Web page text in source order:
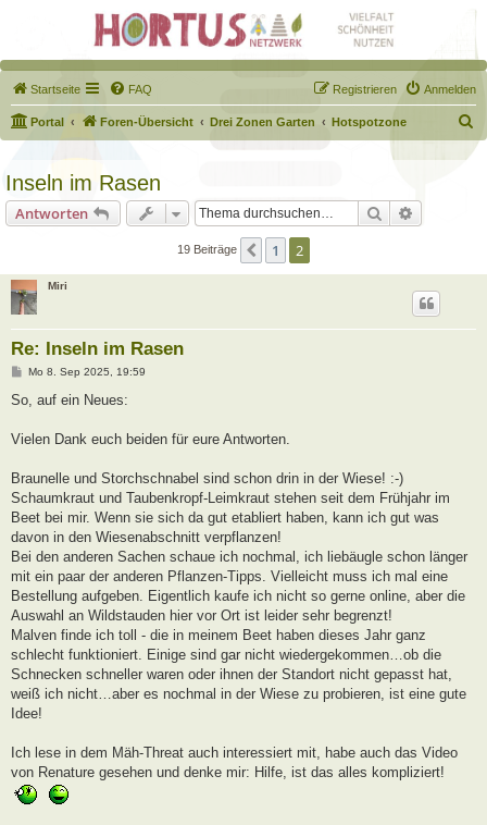
Startseite FAQ Anmelden
Registrieren
Portal Foren-Übersicht Drei Zonen Garten Hotspotzone
u
Inseln im Rasen
Antworten Suche
19 Beiträge Vorherige
1 2
Miri
Re: Inseln im Rasen
B
i
a
Mo 8. Sep 2025, 19:59
So, auf ein Neues:
Vielen Dank euch beiden für eure Antworten.
Braunelle und Storchschnabel sind schon drin in der Wiese! :-)
Schaumkraut und Taubenkropf-Leimkraut stehen seit dem Frühjahr im
Beet bei mir. Wenn sie sich da gut etabliert haben, kann ich gut was
davon in den Wiesenabschnitt verpflanzen!
Bei den anderen Sachen schaue ich nochmal, ich liebäugle schon länger
mit ein paar der anderen Pflanzen-Tipps. Vielleicht muss ich mal eine
Bestellung aufgeben. Eigentlich kaufe ich nicht so gerne online, aber die
Auswahl an Wildstauden hier vor Ort ist leider sehr begrenzt!
Malven finde ich toll - die in meinem Beet haben dieses Jahr ganz
schlecht funktioniert. Einige sind gar nicht wiedergekommen…ob die
Schnecken schneller waren oder ihnen der Standort nicht gepasst hat,
weiß ich nicht…aber es nochmal in der Wiese zu probieren, ist eine gute
Idee!
Ich lese in dem Mäh-Threat auch interessiert mit, habe auch das Video
von Renature gesehen und denke mir: Hilfe, ist das alles kompliziert!